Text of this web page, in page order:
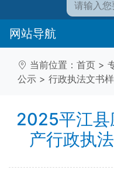
网站导航
当前位置： 首页 >
公示 > 行政执法文书
2025平江县
产行政执